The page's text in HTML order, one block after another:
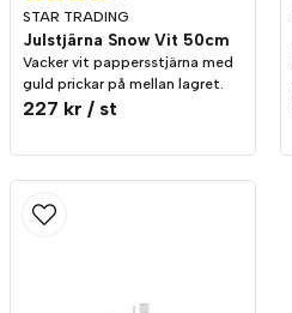
STAR TRADING
Julstjärna Snow Vit 50cm
Vacker vit pappersstjärna med
guld prickar på mellan lagret.
227 kr / st